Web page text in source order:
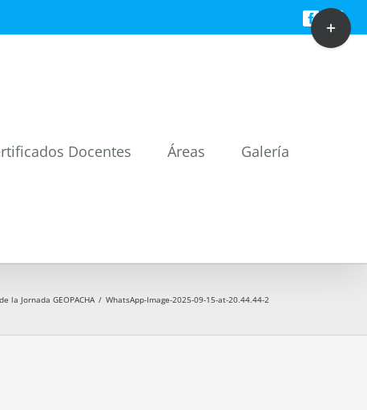
Facebook
Docentes Áreas Galería
la Jornada GEOPACHA / WhatsApp-Image-2025-09-15-at-20.44.44-2
Toggle
Sliding